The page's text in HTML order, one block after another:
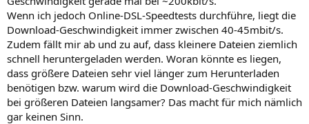
Wenn ich jedoch Online-DSL-Speedtests durchführe, liegt die
Download-Geschwindigkeit immer zwischen 40-45mbit/s.
Zudem fällt mir ab und zu auf, dass kleinere Dateien ziemlich
schnell heruntergeladen werden. Woran könnte es liegen,
dass größere Dateien sehr viel länger zum Herunterladen
benötigen bzw. warum wird die Download-Geschwindigkeit
bei größeren Dateien langsamer? Das macht für mich nämlich
gar keinen Sinn.